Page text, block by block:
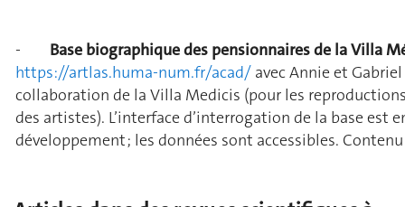
- Base biographique des pensionnaires de la Villa
https://artlas.huma-num.fr/acad/ avec Annie et
collaboration de la Villa Medicis (pour les
des artistes). L’interface d’interrogation de la base est
développement ; les données sont accessibles. Contenu